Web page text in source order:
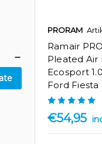
PRORAM
Ramair
Pleated Air
Ecosport
Ford Fiesta
€54,95